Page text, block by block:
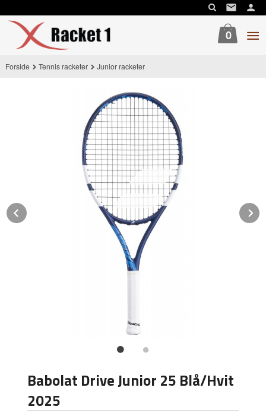
til
innholdet
0
Forside Tennis racketer Junior racketer
Babolat Drive Junior 25 Blå/Hvit
2025